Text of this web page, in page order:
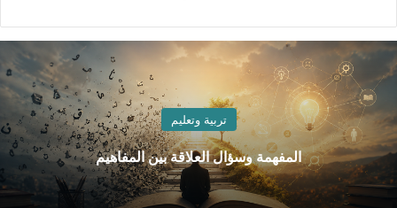
تربية وتعليم
المفهمة وسؤال العلاقة بين المفاهيم